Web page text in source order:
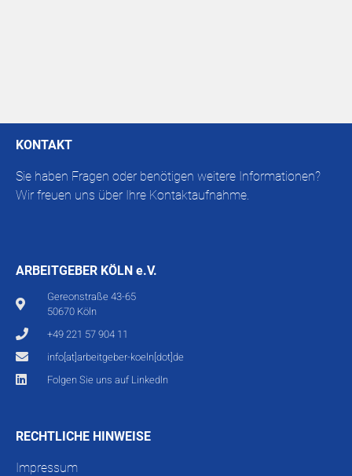
KONTAKT
Sie haben Fragen oder benötigen weitere Informationen?
Wir freuen uns über Ihre Kontaktaufnahme.
ARBEITGEBER KÖLN e.V.
Gereonstraße 43-65
50670 Köln
+49 221 57 904 11
info[at]arbeitgeber-koeln[dot]de
Folgen Sie uns auf LinkedIn
RECHTLICHE HINWEISE
Impressum